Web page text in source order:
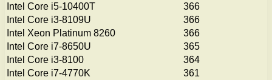
Intel Core i5-10400T
366
Intel Core i3-8109U
366
Intel Xeon Platinum 8260
366
Intel Core i7-8650U
365
Intel Core i3-8100
364
Intel Core i7-4770K
361